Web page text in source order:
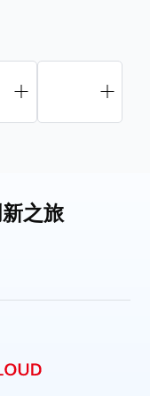
之旅